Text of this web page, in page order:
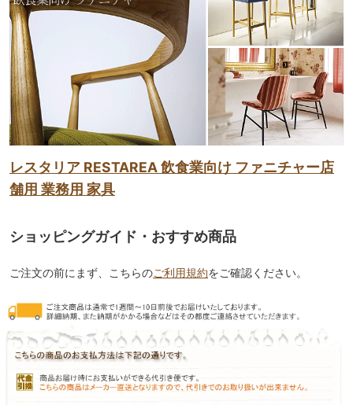
レスタリア RESTAREA 飲食業向け ファニチャー店
舗用 業務用 家具
ショッピングガイド・おすすめ商品
ご注文の前にまず、こちらのご利用規約をご確認ください。